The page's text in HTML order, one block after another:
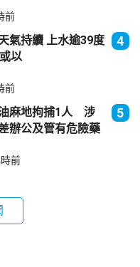
前
上水逾39度
以
4
前
麻地拘捕1人 涉
辦公及管有危險藥
5
前